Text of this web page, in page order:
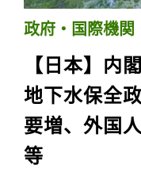
政府・国際機関
【日本】内
地下水保全
要増、外国
等